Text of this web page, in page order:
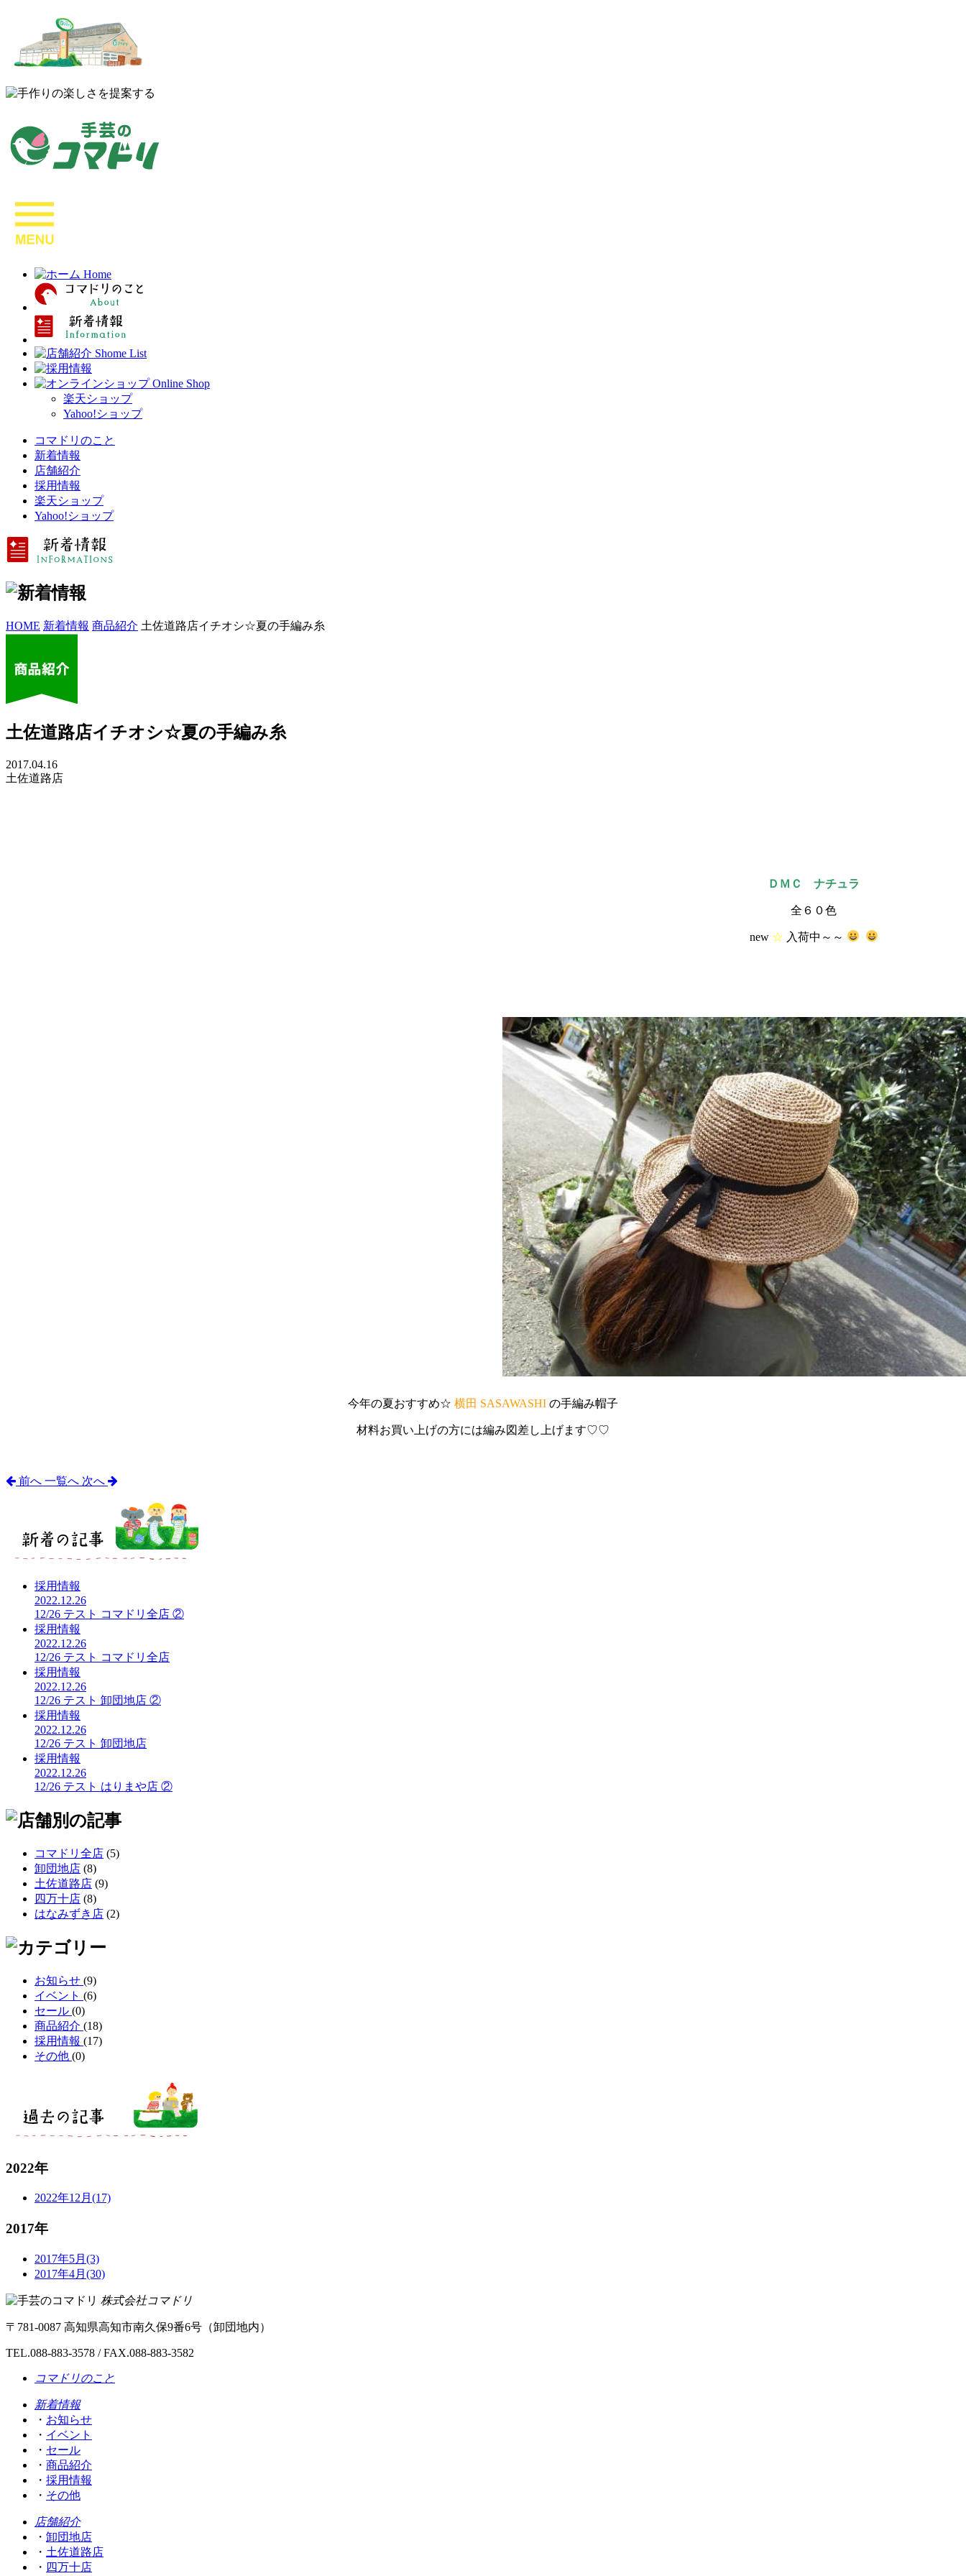
楽天ショップ
Yahoo!ショップ
コマドリのこと
新着情報
店舗紹介
採用情報
楽天ショップ
Yahoo!ショップ
HOME 新着情報 商品紹介 土佐道路店イチオシ☆夏の手編み糸
土佐道路店イチオシ☆夏の手編み糸
2017.04.16
土佐道路店
ＤＭＣ ナチュラ
全６０色
new ☆ 入荷中～～
今年の夏おすすめ☆ 横田 SASAWASHI の手編み帽子
材料お買い上げの方には編み図差し上げます♡♡
前へ 一覧へ 次へ
採用情報
2022.12.26
12/26 テスト コマドリ全店 ②
採用情報
2022.12.26
12/26 テスト コマドリ全店
採用情報
2022.12.26
12/26 テスト 卸団地店 ②
採用情報
2022.12.26
12/26 テスト 卸団地店
採用情報
2022.12.26
12/26 テスト はりまや店 ②
コマドリ全店 (5)
卸団地店 (8)
土佐道路店 (9)
四万十店 (8)
はなみずき店 (2)
お知らせ (9)
イベント (6)
セール (0)
商品紹介 (18)
採用情報 (17)
その他 (0)
2022年
2022年12月(17)
2017年
2017年5月(3)
2017年4月(30)
株式会社コマドリ
〒 781-0087 高知県高知市南久保9番6号（卸団地内）
TEL.088-883-3578 / FAX.088-883-3582
コマドリのこと
新着情報
・ お知らせ
・ イベント
・ セール
・ 商品紹介
・ 採用情報
・ その他
店舗紹介
・ 卸団地店
・ 土佐道路店
・ 四万十店